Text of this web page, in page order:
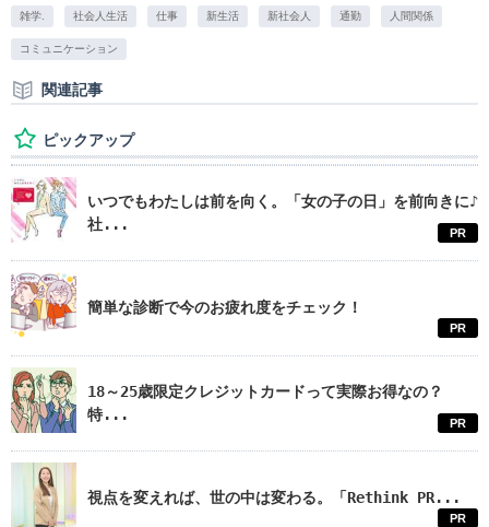
雑学. 社会人生活 仕事 新生活 新社会人 通勤 人間関係
コミュニケーション
関連記事
ピックアップ
いつでもわたしは前を向く。「女の子の日」を前向きに♪
社...
PR
簡単な診断で今のお疲れ度をチェック！
PR
18～25歳限定クレジットカードって実際お得なの？
特...
PR
視点を変えれば、世の中は変わる。「Rethink PR...
PR